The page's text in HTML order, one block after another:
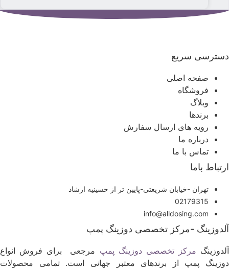
دسترسی سریع
صفحه اصلی
فروشگاه
وبلاگ
برندها
رویه های ارسال سفارش
درباره ما
تماس با ما
ارتباط باما
تهران -خیابان شریعتی-پایین تر از حسینیه ارشاد
02179315
info@alldosing.com
آلدوزینگ -مرکز تخصصی دوزینگ پمپ
مرکز تخصصی دوزینگ پمپ مرجعی برای فروش انواع
دوزینگ پمپ از برندهای معتبر جهانی است. تمامی محصولات